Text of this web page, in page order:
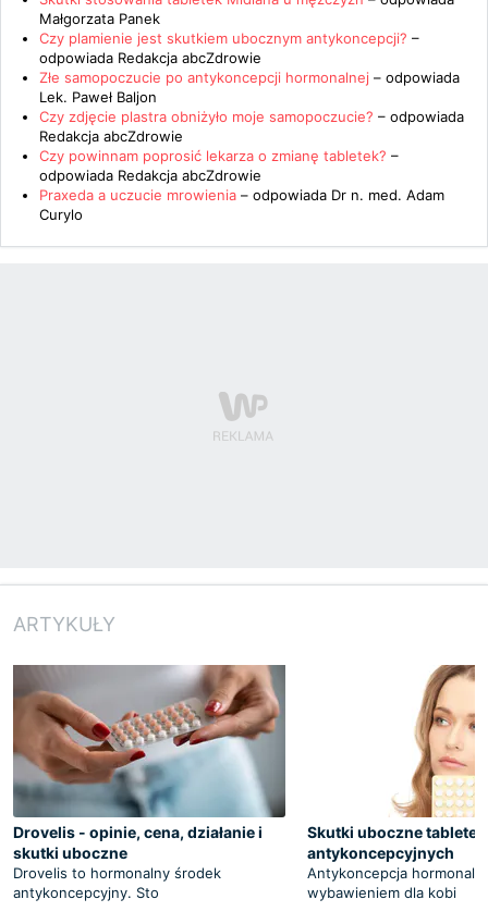
Małgorzata Panek
Czy plamienie jest skutkiem ubocznym antykoncepcji? –
odpowiada Redakcja abcZdrowie
Złe samopoczucie po antykoncepcji hormonalnej – odpowiada
Lek. Paweł Baljon
Czy zdjęcie plastra obniżyło moje samopoczucie? – odpowiada
Redakcja abcZdrowie
Czy powinnam poprosić lekarza o zmianę tabletek? –
odpowiada Redakcja abcZdrowie
Praxeda a uczucie mrowienia – odpowiada Dr n. med. Adam
Curylo
ARTYKUŁY
Drovelis - opinie, cena, działanie i
skutki uboczne
Drovelis to hormonalny środek
antykoncepcyjny. Sto
Skutki uboczne tabletek
antykoncepcyjnych
Antykoncepcja
wybawieniem dla kobi